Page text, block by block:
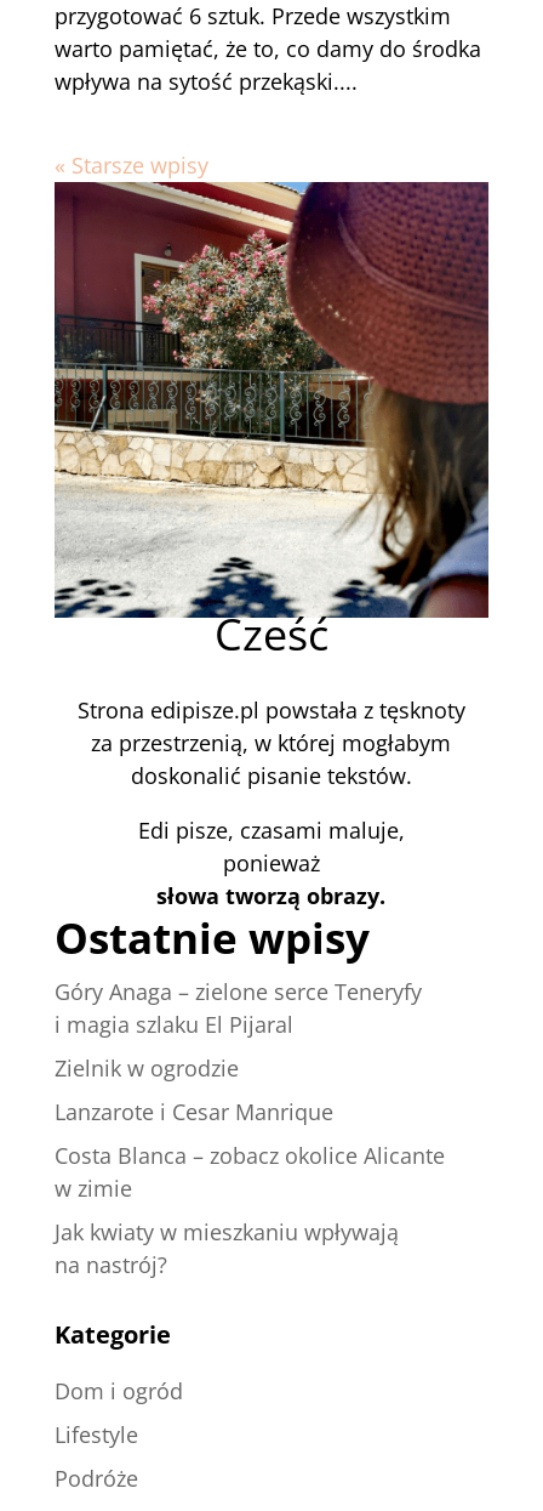
przygotować 6 sztuk. Przede wszystkim
warto pamiętać, że to, co damy do środka
wpływa na sytość przekąski....
« Starsze wpisy
Cześć
Strona edipisze.pl powstała z tęsknoty
za przestrzenią, w której mogłabym
doskonalić pisanie tekstów.
Edi pisze, czasami maluje,
ponieważ
słowa tworzą obrazy.
Ostatnie wpisy
Góry Anaga – zielone serce Teneryfy
i magia szlaku El Pijaral
Zielnik w ogrodzie
Lanzarote i Cesar Manrique
Costa Blanca – zobacz okolice Alicante
w zimie
Jak kwiaty w mieszkaniu wpływają
na nastrój?
Kategorie
Dom i ogród
Lifestyle
Podróże